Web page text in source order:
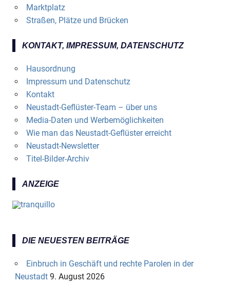
Marktplatz
Straßen, Plätze und Brücken
KONTAKT, IMPRESSUM, DATENSCHUTZ
Hausordnung
Impressum und Datenschutz
Kontakt
Neustadt-Geflüster-Team – über uns
Media-Daten und Werbemöglichkeiten
Wie man das Neustadt-Geflüster erreicht
Neustadt-Newsletter
Titel-Bilder-Archiv
ANZEIGE
DIE NEUESTEN BEITRÄGE
Einbruch in Geschäft und rechte Parolen in der
Neustadt 9. August 2026